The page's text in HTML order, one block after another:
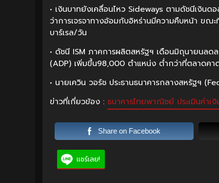
• เงินบาทยังเคลื่อนไหว Sideways ตามดัชนีเงิน
ว่าการเจรจาทางอ้อมกับอิหร่านมีความคืบหน้า ขณ
บาร์เรล/วัน
• ดัชนี ISM ภาคการผลิตสหรัฐฯ เดือนมิถุนายนล
(ADP) เพิ่มขึ้น98,000 ตำแหน่ง ต่ำกว่าที่ตลาดค
• นายเควิน วอร์ช ประธานธนาคารกลางสหรัฐฯ
ข่าวที่เกี่ยวข้อง : ธนาคารไทยพาณิชย์ ประเมินค่า
Share on Facebook
แชร์เลย!